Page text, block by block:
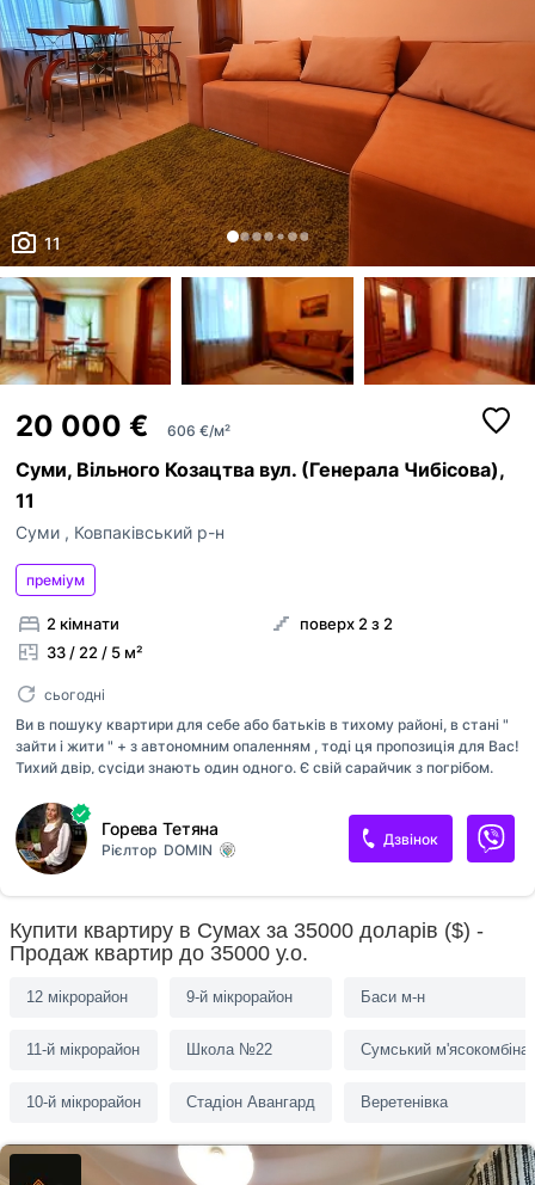
11
20 000 € 606 €/м²
Суми, Вільного Козацтва вул. (Генерала Чибісова),
11
Суми , Ковпаківський р-н
преміум
2 кімнати
33 / 22 / 5 м²
поверх 2 з 2
сьогодні
Ви в пошуку квартири для себе або батьків в тихому районі, в стані "
зайти і жити " + з автономним опаленням , тоді ця пропозиція для Вас!
Тихий двір, сусіди знають один одного. Є свій сарайчик з погрібом.
Сам ремонт зроблений з нуля від електрики , сантехніки до стін з
штукатуркою. Якісний двухконтурний котел виробництва Німеччини
забезпечить Вас постійною наявністю гарячої води і опаленням , яке
залежить тільки від Вашого рішення. В квартирі залишаються меблі і
техніка. Магазини, школа , аптеки, пошта , зупинка транспорту все в
пішій доступності. Продаж розглядаємо тільки за готівку. Цікаво?
Підходи...
Горева Тетяна
Рієлтор DOMIN
Дзвінок
Купити квартиру в Сумах за 35000 доларів ($) -
Продаж квартир до 35000 у.о.
12 мікрорайон
11-й мікрорайон
10-й мікрорайон
9-й мікрорайон
Школа №22
Стадіон Авангард
Баси м-н
Сумський м'ясокомбінат
Веретенівка